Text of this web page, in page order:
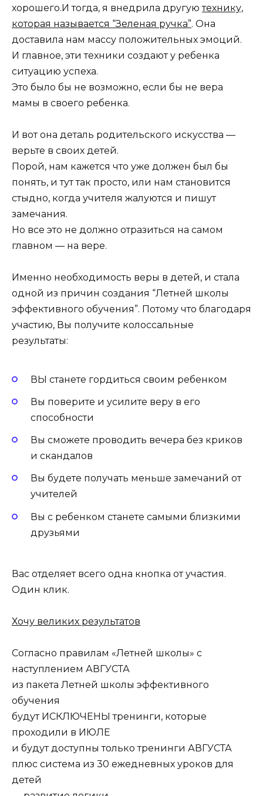
хорошего.И тогда, я внедрила другуютехнику,
которая называется “Зеленая ручка”. Она
доставила нам массу положительных эмоций.
И главное, эти техники создают у ребенка
ситуацию успеха.
Это было бы не возможно, если бы не вера
мамы в своего ребенка.
И вот она деталь родительского искусства —
верьте в своих детей.
Порой, нам кажется что уже должен был бы
понять, и тут так просто, или нам становится
стыдно, когда учителя жалуются и пишут
замечания.
Но все это не должно отразиться на самом
главном — на вере.
Именно необходимость веры в детей, и стала
одной из причин создания “Летней школы
эффективного обучения”. Потому что благодаря
участию, Вы получите колоссальные
результаты:
ВЫ станете гордиться своим ребенком
Вы поверите и усилите веру в его
способности
Вы сможете проводить вечера без криков
и скандалов
Вы будете получать меньше замечаний от
учителей
Вы с ребенком станете самыми близкими
друзьями
Вас отделяет всего одна кнопка от участия.
Один клик.
Хочу великих результатов
Согласно правилам «Летней школы» с
наступлением АВГУСТА
из пакета Летней школы эффективного
обучения
будут ИСКЛЮЧЕНЫ тренинги, которые
проходили в ИЮЛЕ
и будут доступны только тренинги АВГУСТА
плюс система из 30 ежедневных уроков для
детей